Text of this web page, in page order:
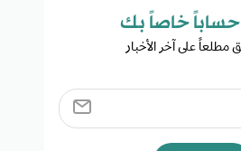
خاصاً بك​
على آخر الأخبار